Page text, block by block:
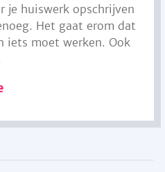
je huiswerk opschrijven
Het gaat erom dat
iets moet werken. Ook